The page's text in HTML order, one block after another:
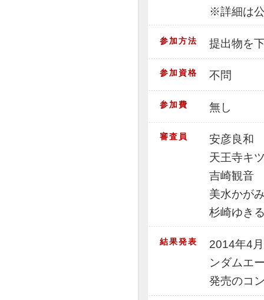
※詳細は
参加方法 提出物を
参加資格 不問
参加費 無し
審査員
安彦良和
天王寺キ
吉崎観音
美水かが
杉崎ゆき
結果発表
2014年4
ンダムエ
発売のコ